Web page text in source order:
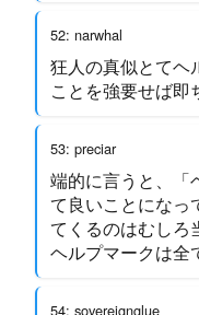
52: narwhal
狂人の真似とてヘ
ことを強要せば即
53: preciar
端的に言うと、「
て良いことになっ
てくるのはむしろ
ヘルプマークは全
54: sovereignglue